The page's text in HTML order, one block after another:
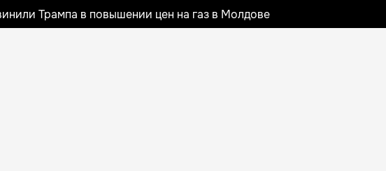
Трампа в повышении цен на газ в Молдове